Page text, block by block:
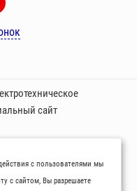
сайт
с пользователями мы
с сайтом, Вы разрешаете